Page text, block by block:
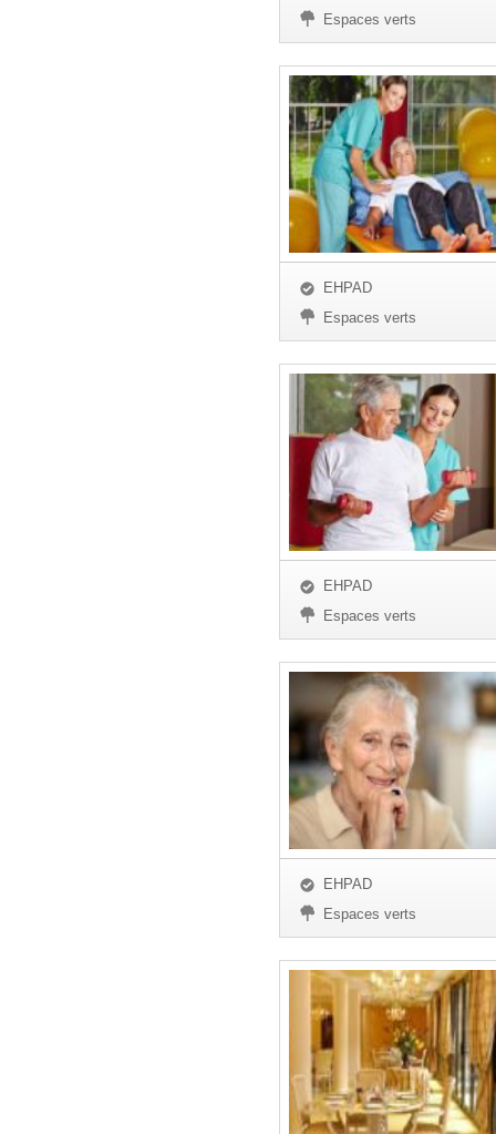
Espaces verts
EHPAD
Espaces verts
EHPAD
Espaces verts
EHPAD
Espaces verts